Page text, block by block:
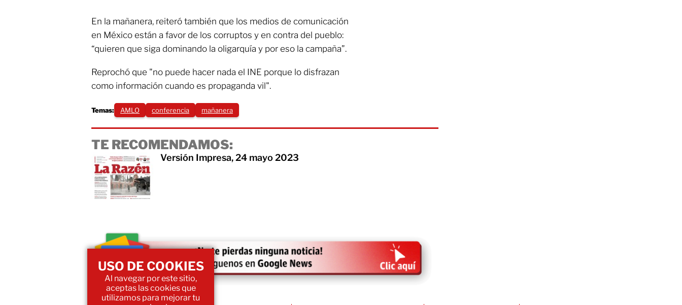
En la mañanera, reiteró también que los medios de comunicación
en México están a favor de los corruptos y en contra del pueblo:
“quieren que siga dominando la oligarquía y por eso la campaña”.
Reprochó que "no puede hacer nada el INE porque lo disfrazan
como información cuando es propaganda vil".
Temas: AMLO conferencia mañanera
TE RECOMENDAMOS:
Versión Impresa, 24 mayo 2023
USO DE COOKIES
Al navegar por este sitio,
aceptas las cookies que
utilizamos para mejorar tu